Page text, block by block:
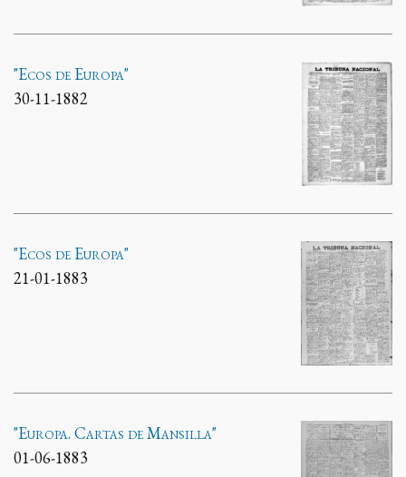
"Ecos de Europa"
30-11-1882
"Ecos de Europa"
21-01-1883
"Europa. Cartas de Mansilla"
01-06-1883